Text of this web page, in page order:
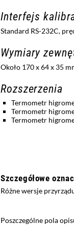
Interfejs
Standard RS-232C,
Wymiary
Około 170 x 64 x 35
Rozszerzenia
Termometr
Termometr
Termometr
Szczegółowe
Różne wersje
Poszczególne pola